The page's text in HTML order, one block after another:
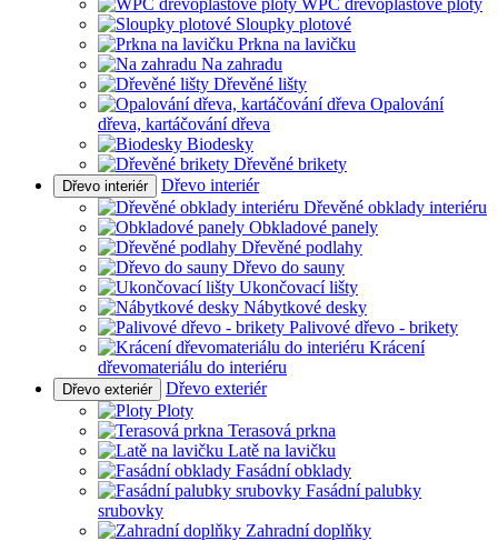
Sloupky plotové
Prkna na lavičku
Na zahradu
Dřevěné lišty
Opalování
dřeva, kartáčování dřeva
Biodesky
Dřevěné brikety
Dřevo interiér
Dřevo interiér
Dřevěné obklady interiéru
Obkladové panely
Dřevěné podlahy
Dřevo do sauny
Ukončovací lišty
Nábytkové desky
Palivové dřevo - brikety
Krácení
dřevomateriálu do interiéru
Dřevo exteriér
Dřevo exteriér
Ploty
Terasová prkna
Latě na lavičku
Fasádní obklady
Fasádní palubky
srubovky
Zahradní doplňky